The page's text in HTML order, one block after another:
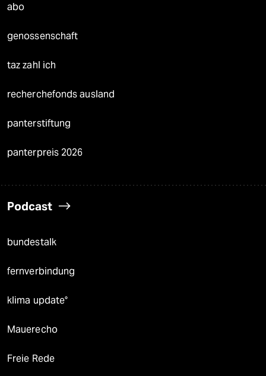
abo
genossenschaft
taz zahl ich
recherchefonds ausland
panterstiftung
panterpreis 2026
Podcast
bundestalk
fernverbindung
klima update°
Mauerecho
Freie Rede